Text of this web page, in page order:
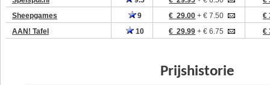
Sheepgames
9 € 29.00 + € 7.50
€
AAN! Tafel
10 € 29.99 + € 6.75 €